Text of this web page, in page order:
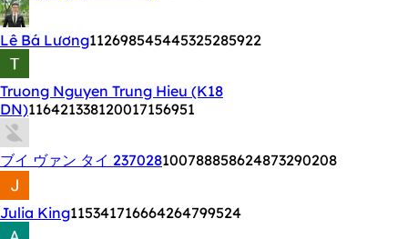
Lê Bá Lương112698545445325285922
Truong Nguyen Trung Hieu (K18
DN)116421338120017156951
ブイ ヴァン タイ 237028100788858624873290208
Julia King115341716664264799524